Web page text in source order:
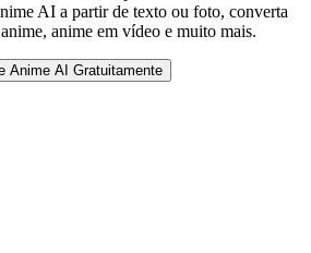
AI a partir de texto ou foto, converta
anime em vídeo e muito mais.
Anime AI Gratuitamente